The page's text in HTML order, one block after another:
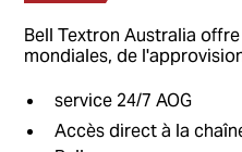
Bell Textron Australia
mondiales, de
service 24/7 AOG
Accès direct à la